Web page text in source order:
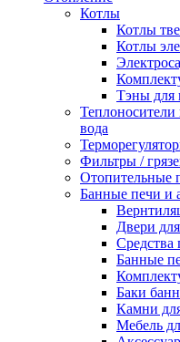
Котлы
Котлы
Котлы
Тэны для
вода
Фильтры /
Отопительные
Банные печи и
Двери
Средства
Банные
Баки
Камни
Мебель